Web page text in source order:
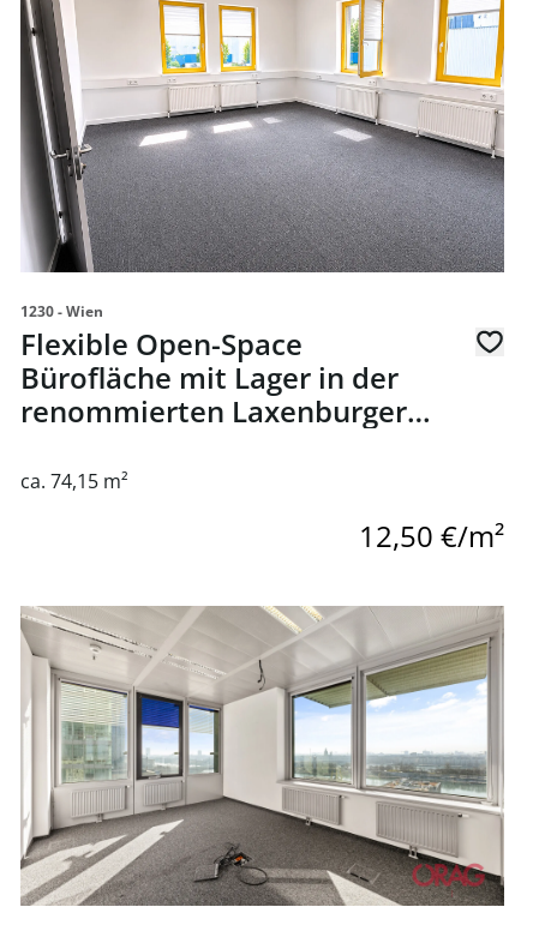
1230 - Wien
Flexible Open-Space
Bürofläche mit Lager in der
renommierten Laxenburger
ca. 74,15 m²
12,50 €/m²
Wiener Neustadt
Link zur Seite Ares Tower - flexible Büroflächen in 1220